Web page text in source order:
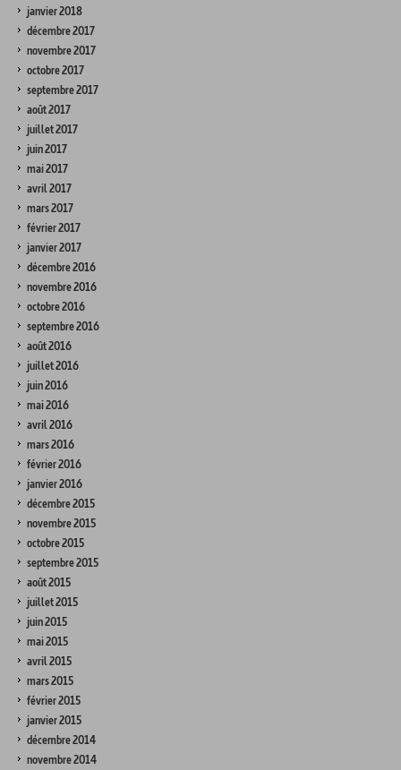
janvier 2018
décembre 2017
novembre 2017
octobre 2017
septembre 2017
août 2017
juillet 2017
juin 2017
mai 2017
avril 2017
mars 2017
février 2017
janvier 2017
décembre 2016
novembre 2016
octobre 2016
septembre 2016
août 2016
juillet 2016
juin 2016
mai 2016
avril 2016
mars 2016
février 2016
janvier 2016
décembre 2015
novembre 2015
octobre 2015
septembre 2015
août 2015
juillet 2015
juin 2015
mai 2015
avril 2015
mars 2015
février 2015
janvier 2015
décembre 2014
novembre 2014